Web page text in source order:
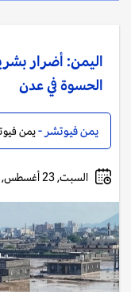
اليمن: أضرار
الحسوة في عدن
يمن فيوتشر -يمن
السبت, 23 أغسطس, 2025 - 06:18 مساءً